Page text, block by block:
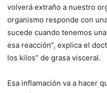
volverá extraño a nuestro
organismo responde con
sucede cuando tenemos
esa reacción”, explica el
los kilos” de grasa visceral.
Esa inflamación va a hacer